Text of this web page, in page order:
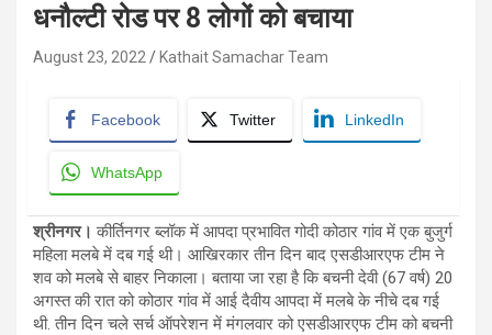
धनौल्टी रोड पर 8 लोगों को बचाया
August 23, 2022 Kathait Samachar Team
Facebook Twitter LinkedIn
WhatsApp
श्रीनगर। कीर्तिनगर ब्लॉक में आपदा प्रभावित गोदी कोठार गांव में एक बुजुर्ग
महिला मलबे में दब गई थी। आखिरकार तीन दिन बाद एसडीआरएफ टीम ने
शव को मलबे से बाहर निकाला। बताया जा रहा है कि बचनी देवी (67 वर्ष) 20
अगस्त की रात को कोठार गांव में आई दैवीय आपदा में मलबे के नीचे दब गई
थी. तीन दिन चले सर्च ऑपरेशन में मंगलवार को एसडीआरएफ टीम को बचनी